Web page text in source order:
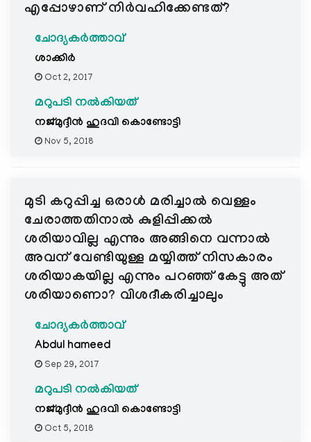
എപ്പോഴാണ് നിർവഹിക്കേണ്ടത്?
ചോദ്യകർത്താവ്
ശാക്കിർ
Oct 2, 2017
മറുപടി നൽകിയത്
നജ്മുദ്ദീൻ ഹുദവി കൊണ്ടോട്ടി
Nov 5, 2018
മുടി കറുപ്പിച്ച ഒരാൾ മരിച്ചാൽ വെള്ളം
ചേരാത്തതിനാൽ കുളിപ്പിക്കൽ
ശരിയാവില്ല എന്നും അങ്ങിനെ വന്നാൽ
അവന് വേണ്ടിയുള്ള മയ്യിത്ത് നിസകാരം
ശരിയാകയില്ല എന്നും പറഞ്ഞ് കേട്ടു അത്
ശരിയാണൊ? വിശദീകരിച്ചാലും
ചോദ്യകർത്താവ്
Abdul hameed
Sep 29, 2017
മറുപടി നൽകിയത്
നജ്മുദ്ദീൻ ഹുദവി കൊണ്ടോട്ടി
Oct 5, 2018